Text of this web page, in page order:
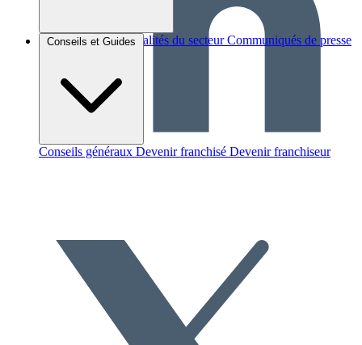
Brèves et actus Actualités du secteur Communiqués de presse
Conseils et Guides
Conseils généraux Devenir franchisé Devenir franchiseur